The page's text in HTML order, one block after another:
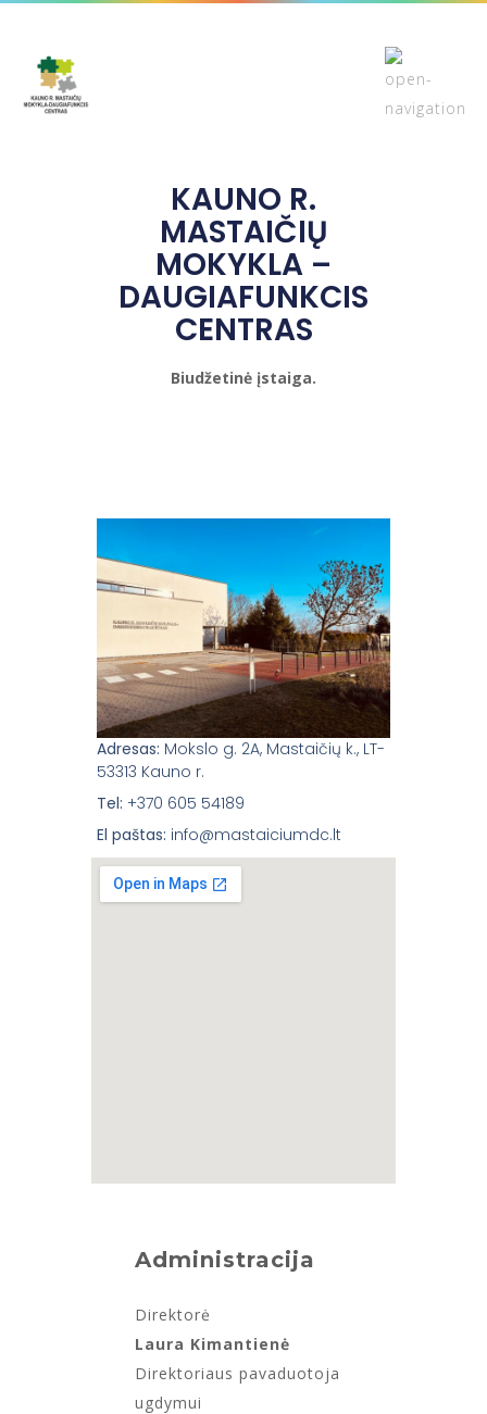
KAUNO R.
MASTAIČIŲ
MOKYKLA –
DAUGIAFUNKCIS
CENTRAS
Biudžetinė įstaiga.
Adresas: Mokslo g. 2A, Mastaičių k., LT-
53313 Kauno r.
Tel: +370 605 54189
El paštas: info@mastaiciumdc.lt
Administracija
Direktorė
Laura Kimantienė
Direktoriaus pavaduotoja
ugdymui